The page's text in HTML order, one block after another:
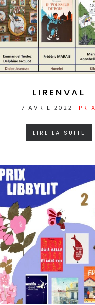
LIRENVAL
7 AVRIL 2022 PRIX
LIRE LA SUITE